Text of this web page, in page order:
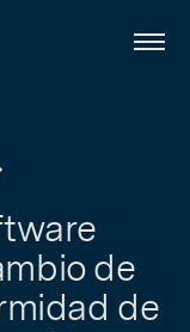
Menú
de
de